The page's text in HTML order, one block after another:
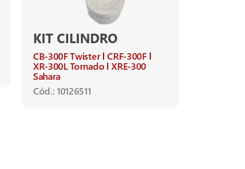
KIT CILINDRO
CB-300F Twister CRF-300F
XR-300L Tornado XRE-300
Sahara
Cód.: 10126511